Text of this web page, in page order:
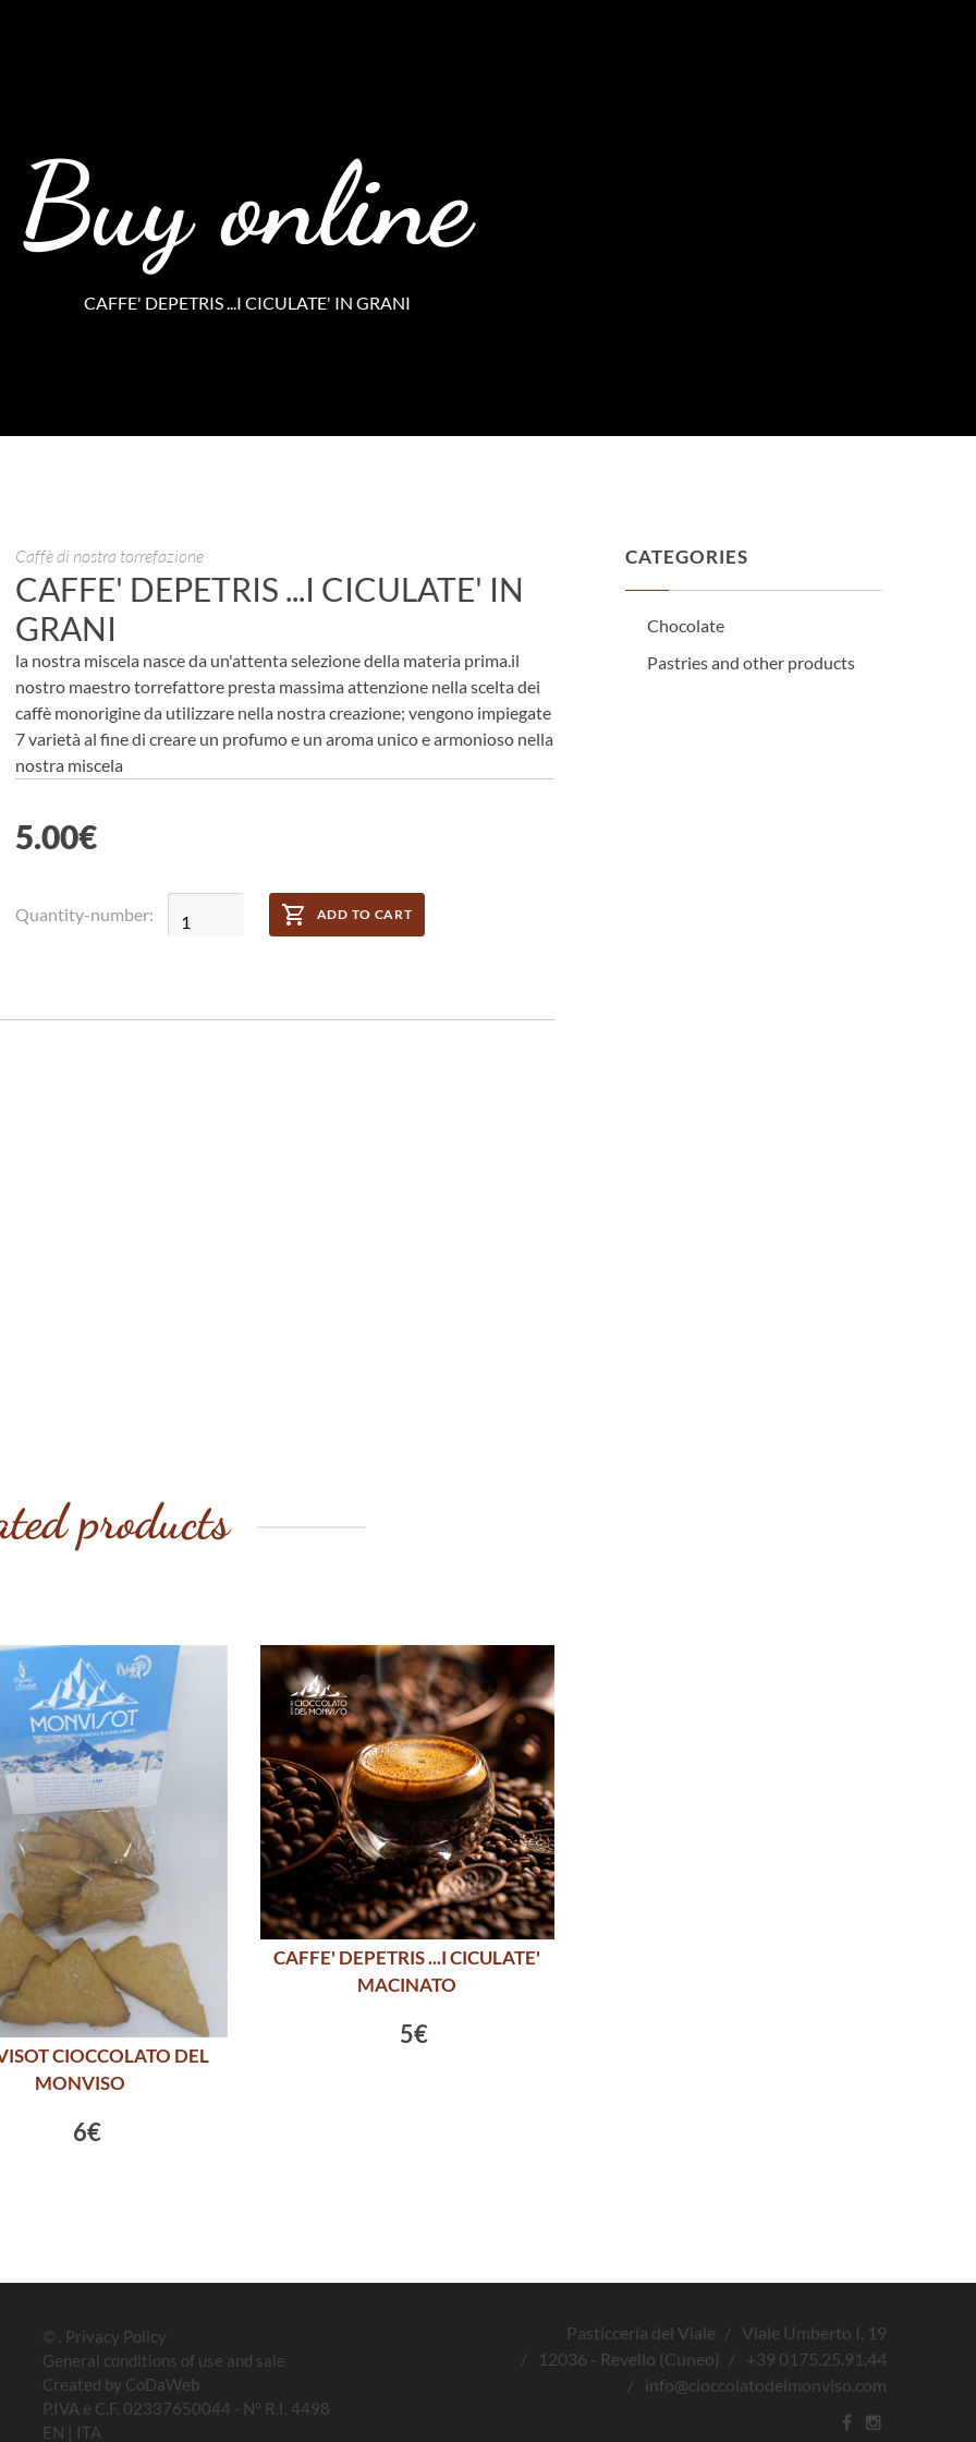
Buy online
CAFFE' DEPETRIS ...I CICULATE' IN GRANI
Caffè di nostra torrefazione
CAFFE' DEPETRIS ...I CICULATE' IN
GRANI
la nostra miscela nasce da un'attenta selezione della materia prima.il
nostro maestro torrefattore presta massima attenzione nella scelta dei
caffè monorigine da utilizzare nella nostra creazione; vengono impiegate
7 varietà al fine di creare un profumo e un aroma unico e armonioso nella
nostra miscela
5.00€
Quantity-number: ADD TO CART
products
CIOCCOLATO DEL
MONVISO
6€
CAFFE' DEPETRIS ...I CICULATE'
MACINATO
5€
CATEGORIES
Chocolate
Pastries and other products
© . Privacy Policy
General conditions of use and sale
Created by CoDaWeb
P.IVA e C.F. 02337650044 - N° R.I. 4498
EN | ITA
Pasticceria del Viale
Viale Umberto I, 19
12036 - Revello (Cuneo)
+39 0175.25.91.44
info@cioccolatodelmonviso.com